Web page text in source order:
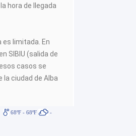
hora de llegada
es limitada. En
SIBIU (salida de
casos se
la ciudad de Alba
68ºF - 68ºF
-